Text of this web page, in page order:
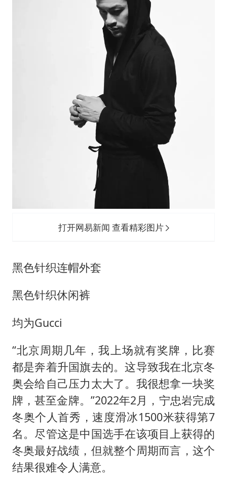
打开网易新闻 查看精彩图片
黑色针织连帽外套
黑色针织休闲裤
均为Gucci
“北京周期几年，我上场就有奖牌，比赛
都是奔着升国旗去的。这导致我在北京冬
奥会给自己压力太大了。我很想拿一块奖
牌，甚至金牌。”2022年2月，宁忠岩完成
冬奥个人首秀，速度滑冰1500米获得第7
名。尽管这是中国选手在该项目上获得的
冬奥最好战绩，但就整个周期而言，这个
结果很难令人满意。